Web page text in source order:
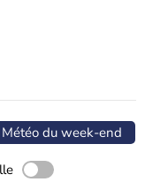
Météo du week-end